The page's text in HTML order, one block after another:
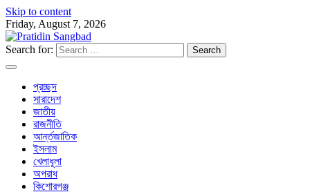
Skip to content
Friday, August 7, 2026
Search for:
প্রচ্ছদ
সারাদেশ
জাতীয়
রাজনীতি
আর্ন্তজাতিক
ইসলাম
খেলাধূলা
অপরাধ
কিশোরগঞ্জ